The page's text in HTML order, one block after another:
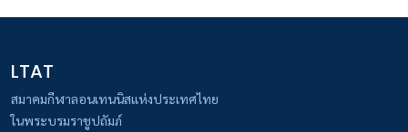
LTAT
สมาคมกีฬาลอนเทนนิสแห่งประเทศไทย
ในพระบรมราชูปถัมภ์